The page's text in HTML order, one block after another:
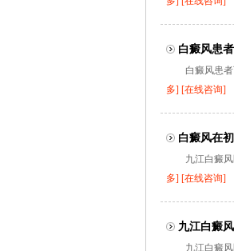
白癜风患
白癜风患
多] [在线咨询]
白癜风在
九江白癜
多] [在线咨询]
九江白癜
九江白癜